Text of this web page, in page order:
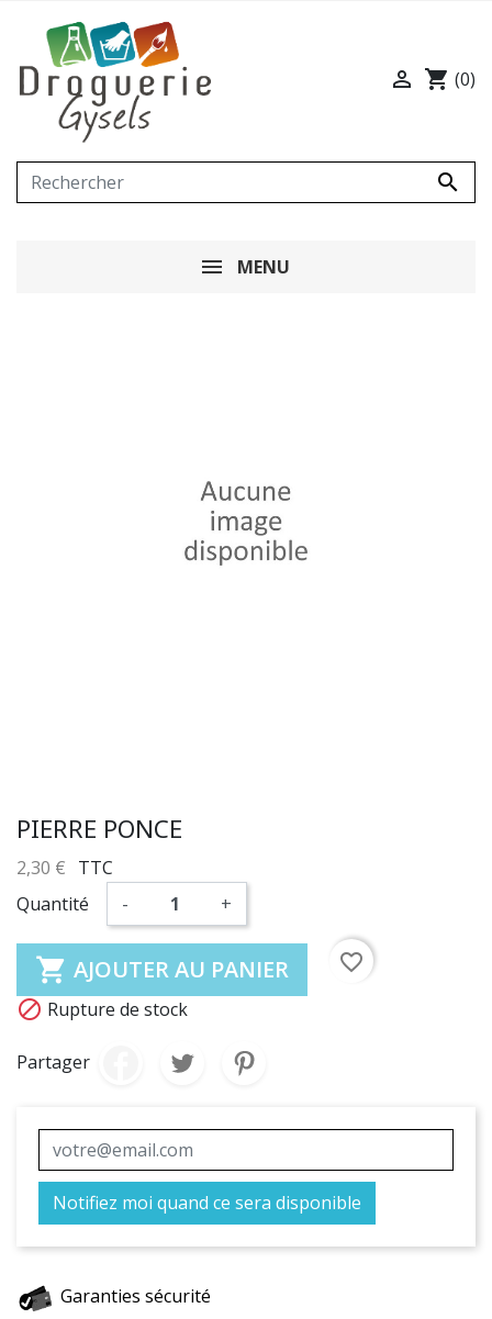

 shopping_cart (0)
MENU
PIERRE PONCE
2,30 € TTC
Quantité
- +
 AJOUTER AU PANIER
favorite_border
 Rupture de stock
Partager
Notifiez moi quand ce sera disponible
Garanties sécurité